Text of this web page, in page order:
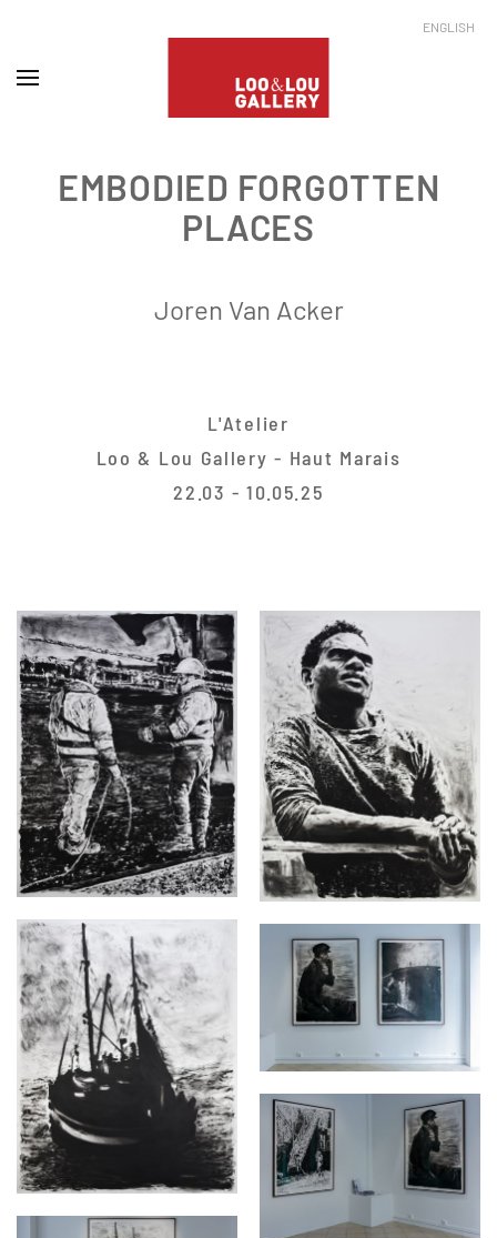
ENGLISH
EMBODIED FORGOTTEN
PLACES
Joren Van Acker
L'Atelier
Loo & Lou Gallery - Haut Marais
22.03 - 10.05.25